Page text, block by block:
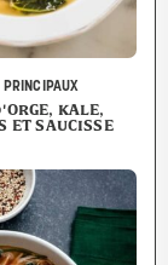
PRINCIPAUX
KALE,
ET SAUCISSE